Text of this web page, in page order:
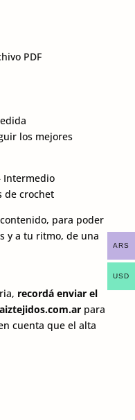
PDF
los mejores
Intermedio
de crochet
para poder
y a tu ritmo, de una
recordá enviar el
para
cuenta que el alta
ARS
USD